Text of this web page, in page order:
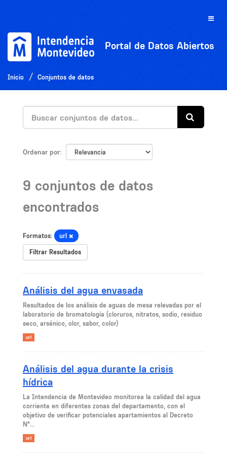
Toggle
Portal de Datos Abiertos
Inicio Conjuntos de datos
Ordenar por
9 conjuntos de datos
encontrados
Formatos: url
Filtrar Resultados
Análisis del agua envasada
​Resultados de los análisis de aguas de mesa relevadas por el
laboratorio de bromatología (cloruros, nitratos, sodio, residuo
seco, arsénico, olor, sabor, color)
url
Análisis del agua durante la crisis
hídrica
La Intendencia de Montevideo monitorea la calidad del agua
corriente en diferentes zonas del departamento, con el
objetivo de verificar potenciales apartamientos al Decreto
N°...
url